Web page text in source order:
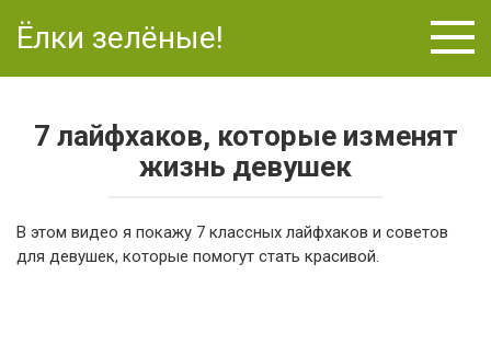
Ёлки зелёные!
7 лайфхаков, которые изменят
жизнь девушек
В этом видео я покажу 7 классных лайфхаков и советов
для девушек, которые помогут стать красивой.